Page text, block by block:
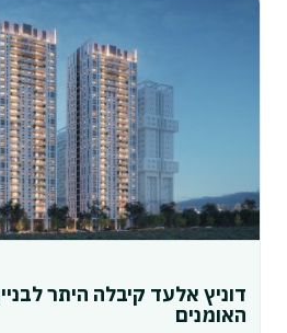
דוניץ אלעד קיבלה היתר
האומנים